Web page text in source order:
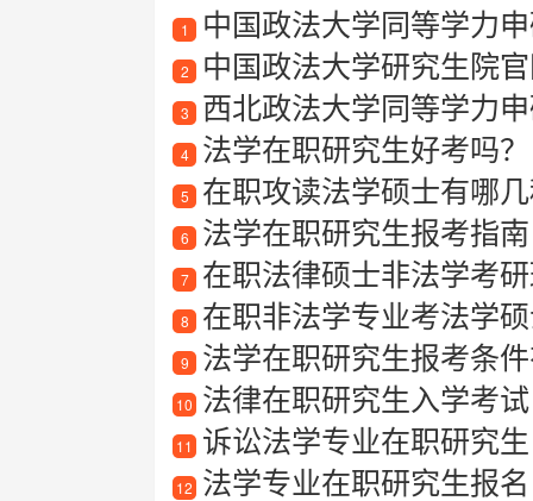
1 中国政法大学同等学力
2 中国政法大学研究生院
3 西北政法大学同等学力
4 法学在职研究生好考吗？
5 在职攻读法学硕士有哪
6 法学在职研究生报考指
7 在职法律硕士非法学考
8 在职非法学专业考法学
9 法学在职研究生报考条
10 法律在职研究生入学考试
11 诉讼法学专业在职研究生
12 法学专业在职研究生报名